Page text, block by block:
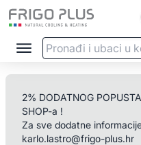
2% DODATNOG
SHOP-a !
Za sve dodatne
karlo.lastro@frigo-plus.hr